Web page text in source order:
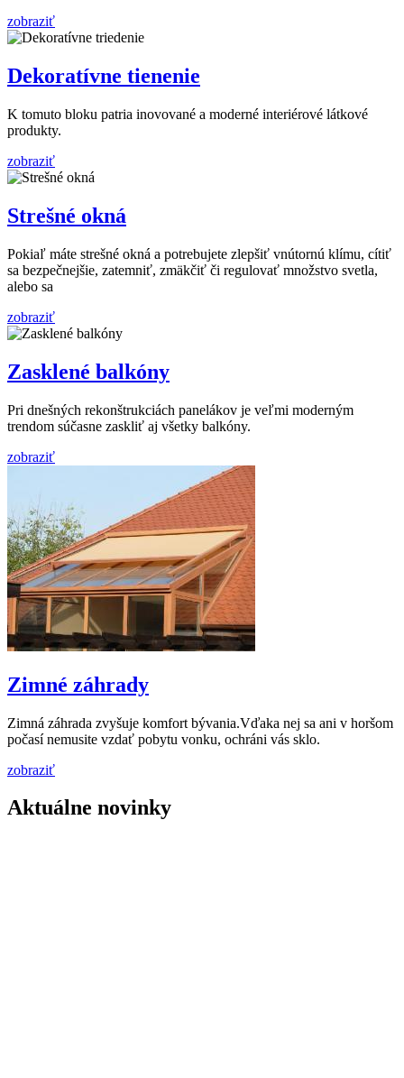
zobraziť
Dekoratívne tienenie
K tomuto bloku patria inovované a moderné interiérové látkové
produkty.
zobraziť
Strešné okná
Pokiaľ máte strešné okná a potrebujete zlepšiť vnútornú klímu, cítiť
sa bezpečnejšie, zatemniť, zmäkčiť či regulovať množstvo svetla,
alebo sa
zobraziť
Zasklené balkóny
Pri dnešných rekonštrukciách panelákov je veľmi moderným
trendom súčasne zaskliť aj všetky balkóny.
zobraziť
Zimné záhrady
Zimná záhrada zvyšuje komfort bývania.Vďaka nej sa ani v horšom
počasí nemusite vzdať pobytu vonku, ochráni vás sklo.
zobraziť
Aktuálne novinky